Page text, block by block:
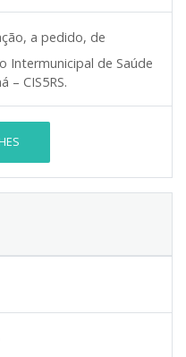
a pedido, de
Intermunicipal de Saúde
– CIS5RS.